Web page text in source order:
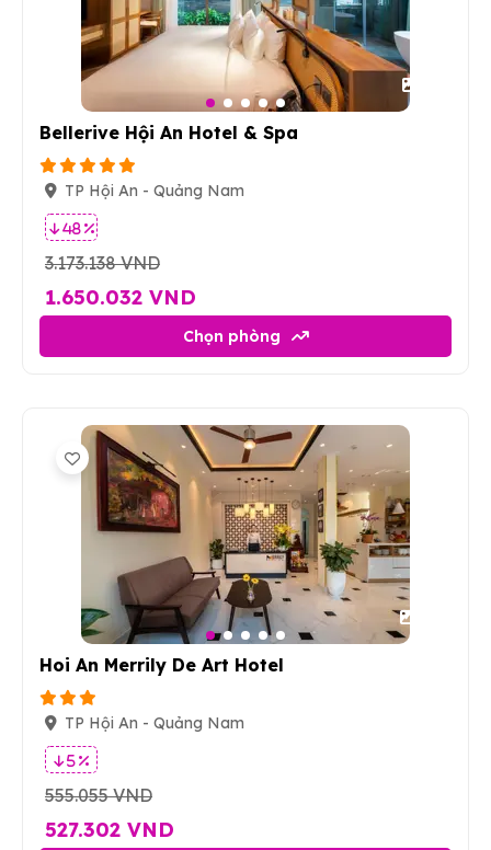
Bellerive Hội An Hotel & Spa
TP Hội An - Quảng Nam
48 %
3.173.138 VND
1.650.032 VND
Chọn phòng
Hoi An Merrily De Art Hotel
TP Hội An - Quảng Nam
5 %
555.055 VND
527.302 VND